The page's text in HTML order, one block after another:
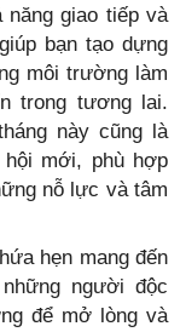
năng giao tiếp và
bạn tạo dựng
môi trường làm
trong tương lai.
này cũng là
mới, phù hợp
nỗ lực và tâm
hẹn mang đến
người độc
để mở lòng và